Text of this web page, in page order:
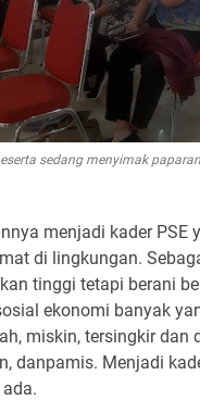
sedang menyimak
menjadi kader PSE
di lingkungan.
tinggi tetapi berani
ekonomi banyak
miskin, tersingkir dan
danpamis. Menjadi